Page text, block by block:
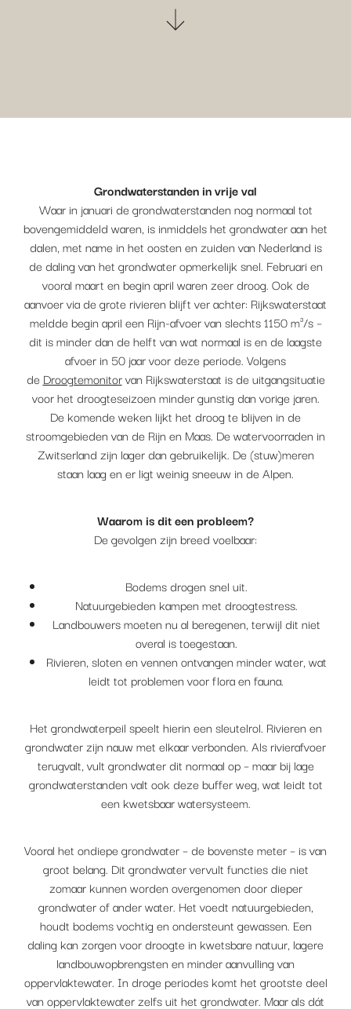
Grondwaterstanden in vrije val
Waar in januari de grondwaterstanden nog normaal tot
bovengemiddeld waren, is inmiddels het grondwater aan het
dalen, met name in het oosten en zuiden van Nederland is
de daling van het grondwater opmerkelijk snel. Februari en
vooral maart en begin april waren zeer droog. Ook de
aanvoer via de grote rivieren blijft ver achter: Rijkswaterstaat
meldde begin april een Rijn-afvoer van slechts 1150 m³/s –
dit is minder dan de helft van wat normaal is en de laagste
afvoer in 50 jaar voor deze periode. Volgens
de Droogtemonitorvan Rijkswaterstaat is de uitgangsituatie
voor het droogteseizoen minder gunstig dan vorige jaren.
De komende weken lijkt het droog te blijven in de
stroomgebieden van de Rijn en Maas. De watervoorraden in
Zwitserland zijn lager dan gebruikelijk. De (stuw)meren
staan laag en er ligt weinig sneeuw in de Alpen.
Waarom is dit een probleem?
De gevolgen zijn breed voelbaar:
Bodems drogen snel uit.
Natuurgebieden kampen met droogtestress.
Landbouwers moeten nu al beregenen, terwijl dit niet
overal is toegestaan.
Rivieren, sloten en vennen ontvangen minder water, wat
leidt tot problemen voor flora en fauna.
Het grondwaterpeil speelt hierin een sleutelrol. Rivieren en
grondwater zijn nauw met elkaar verbonden. Als rivierafvoer
terugvalt, vult grondwater dit normaal op – maar bij lage
grondwaterstanden valt ook deze buffer weg, wat leidt tot
een kwetsbaar watersysteem.
Vooral het ondiepe grondwater – de bovenste meter – is van
groot belang. Dit grondwater vervult functies die niet
zomaar kunnen worden overgenomen door dieper
grondwater of ander water. Het voedt natuurgebieden,
houdt bodems vochtig en ondersteunt gewassen. Een
daling kan zorgen voor droogte in kwetsbare natuur, lagere
landbouwopbrengsten en minder aanvulling van
oppervlaktewater. In droge periodes komt het grootste deel
van oppervlaktewater zelfs uit het grondwater. Maar als dát